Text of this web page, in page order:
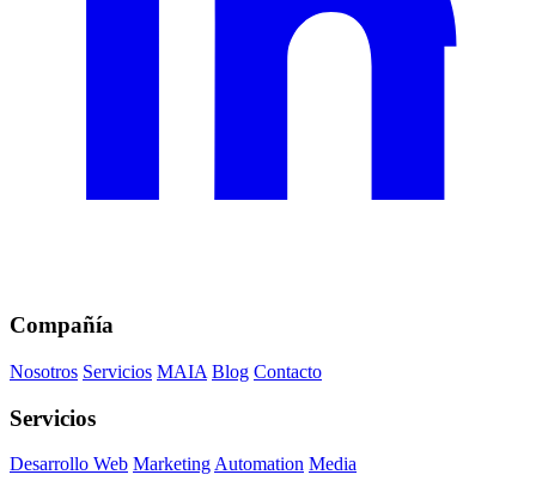
Compañía
Nosotros Servicios MAIA Blog Contacto
Servicios
Desarrollo Web MarketingAutomation Media